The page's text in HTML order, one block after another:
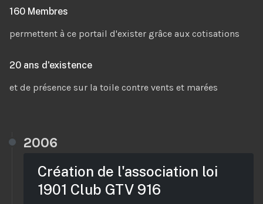
160 Membres
permettent à ce portail d'exister grâce aux cotisations
20 ans d'existence
et de présence sur la toile contre vents et marées
2006
Création de l'association loi
1901 Club GTV 916